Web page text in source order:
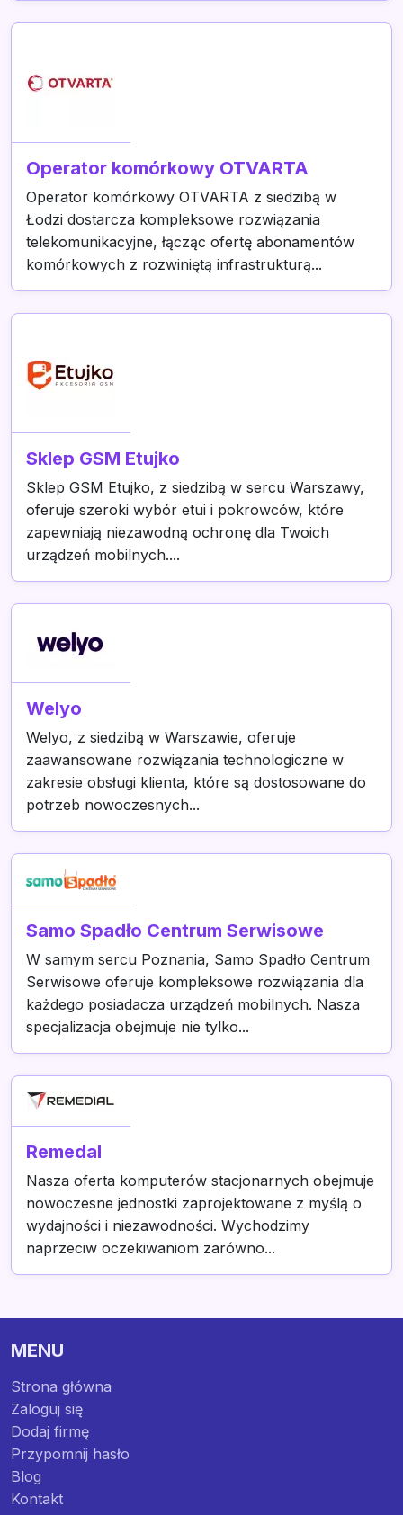
Operator komórkowy OTVARTA
Operator komórkowy OTVARTA z siedzibą w
Łodzi dostarcza kompleksowe rozwiązania
telekomunikacyjne, łącząc ofertę abonamentów
komórkowych z rozwiniętą infrastrukturą...
Sklep GSM Etujko
Sklep GSM Etujko, z siedzibą w sercu Warszawy,
oferuje szeroki wybór etui i pokrowców, które
zapewniają niezawodną ochronę dla Twoich
urządzeń mobilnych....
Welyo
Welyo, z siedzibą w Warszawie, oferuje
zaawansowane rozwiązania technologiczne w
zakresie obsługi klienta, które są dostosowane do
potrzeb nowoczesnych...
Samo Spadło Centrum Serwisowe
W samym sercu Poznania, Samo Spadło Centrum
Serwisowe oferuje kompleksowe rozwiązania dla
każdego posiadacza urządzeń mobilnych. Nasza
specjalizacja obejmuje nie tylko...
Remedal
Nasza oferta komputerów stacjonarnych obejmuje
nowoczesne jednostki zaprojektowane z myślą o
wydajności i niezawodności. Wychodzimy
naprzeciw oczekiwaniom zarówno...
MENU
Strona główna
Zaloguj się
Dodaj firmę
Przypomnij hasło
Blog
Kontakt